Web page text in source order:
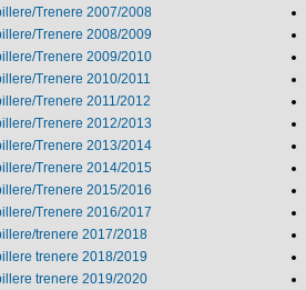
Trenere 2007/2008
Trenere 2008/2009
Trenere 2009/2010
Trenere 2010/2011
Trenere 2011/2012
Trenere 2012/2013
Trenere 2013/2014
Trenere 2014/2015
Trenere 2015/2016
Trenere 2016/2017
trenere 2017/2018
trenere 2018/2019
trenere 2019/2020